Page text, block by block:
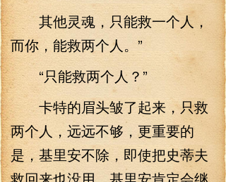
其他灵魂，只能救一个人，
而你，能救两个人。”
“只能救两个人？”
卡特的眉头皱了起来，只救
两个人，远远不够，更重要的
是，基里安不除，即使把史蒂夫